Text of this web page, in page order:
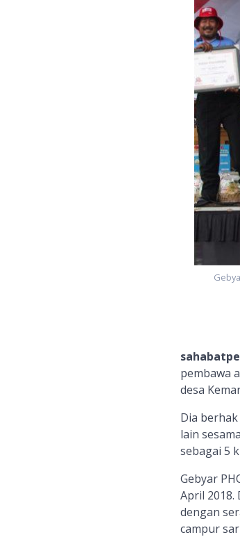
pembawa
desa
Dia
lain
sebagai 5
Gebyar
April
dengan
campur